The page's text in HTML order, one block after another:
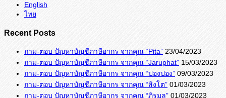
English
ไทย
Recent Posts
ถาม-ตอบ ปัญหาบัญชีภาษีอากร จากคุณ “Pita” 23/04/2023
ถาม-ตอบ ปัญหาบัญชีภาษีอากร จากคุณ “Jaruphat” 15/03/2023
ถาม-ตอบ ปัญหาบัญชีภาษีอากร จากคุณ “ปองปอง” 09/03/2023
ถาม-ตอบ ปัญหาบัญชีภาษีอากร จากคุณ “สิงโต” 01/03/2023
ถาม-ตอบ ปัญหาบัญชีภาษีอากร จากคุณ “ภิรมล” 01/03/2023